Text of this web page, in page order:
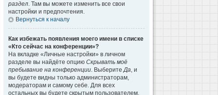
раздел. Там вы можете изменить все свои
настройки и предпочтения.
Вернуться к началу
Как избежать появления моего имени в списке
«Кто сейчас на конференции»?
На вкладке «Личные настройки» в личном
разделе вы найдёте опцию Скрывать моё
пребывание на конференции. ВыберитеДа, и
вы будете видны только администраторам,
модераторам и самому себе. Для всех
остальных вы будете скрытым пользователем.